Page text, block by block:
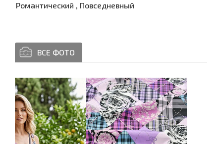
Романтический , Повседневный
ВСЕ ФОТО